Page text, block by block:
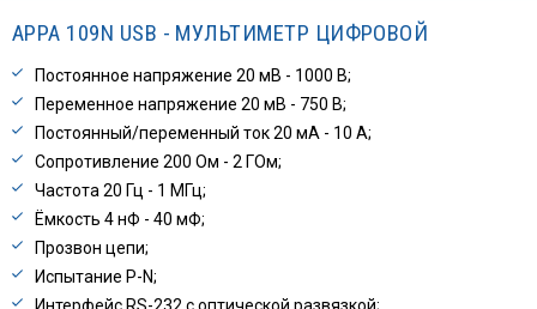
APPA 109N USB - МУЛЬТИМЕТР ЦИФРОВОЙ
Постоянное напряжение 20 мВ - 1000 В;
Переменное напряжение 20 мВ - 750 В;
Постоянный/переменный ток 20 мА - 10 А;
Сопротивление 200 Ом - 2 ГОм;
Частота 20 Гц - 1 МГц;
Ёмкость 4 нФ - 40 мФ;
Прозвон цепи;
Испытание P-N;